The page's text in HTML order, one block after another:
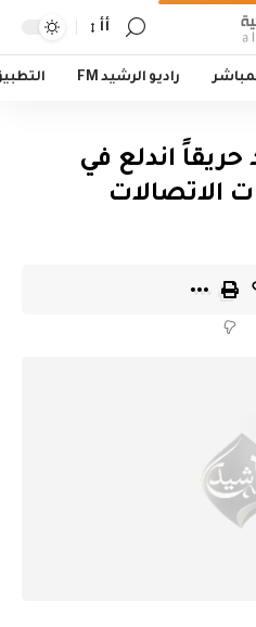
أأ
راديو الرشيد FM
حريقاً اندلع في
الاتصالات